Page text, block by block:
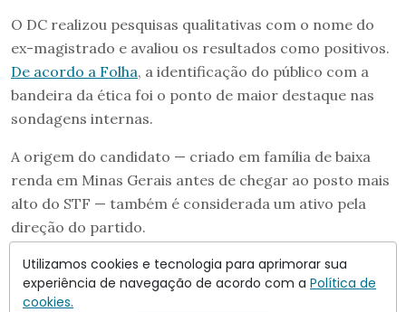
O DC realizou pesquisas qualitativas com o nome do
ex-magistrado e avaliou os resultados como positivos.
De acordo a Folha, a identificação do público com a
bandeira da ética foi o ponto de maior destaque nas
sondagens internas.
A origem do candidato — criado em família de baixa
renda em Minas Gerais antes de chegar ao posto mais
alto do STF — também é considerada um ativo pela
direção do partido.
Utilizamos cookies e tecnologia para aprimorar sua
experiência de navegação de acordo com a Política de
cookies.